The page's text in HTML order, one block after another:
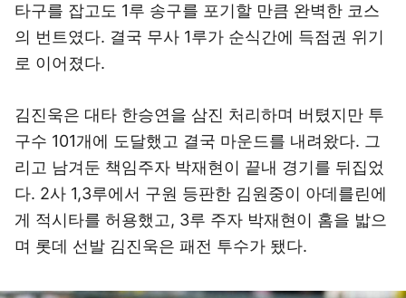
타구를 잡고도 1루 송구를 포기할 만큼 완벽한 코스
의 번트였다. 결국 무사 1루가 순식간에 득점권 위기
로 이어졌다.
김진욱은 대타 한승연을 삼진 처리하며 버텼지만 투
구수 101개에 도달했고 결국 마운드를 내려왔다. 그
리고 남겨둔 책임주자 박재현이 끝내 경기를 뒤집었
다. 2사 1,3루에서 구원 등판한 김원중이 아데를린에
게 적시타를 허용했고, 3루 주자 박재현이 홈을 밟으
며 롯데 선발 김진욱은 패전 투수가 됐다.